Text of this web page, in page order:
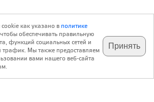
подпишитесь на наш
телеграм @archi_ru
✕
с 20 июля 1999 г.
как указано вполитике
обеспечивать правильную
функций социальных сетей и
трафик. Мы также предоставляем
вами нашего веб-сайта
Принять